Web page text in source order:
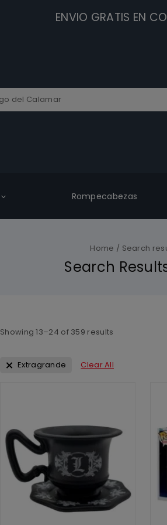
ENVIO GRATIS EN
Rompecabezas
Home / Search
Search
Showing 13–24 of 359 results
Extragrande Clear All